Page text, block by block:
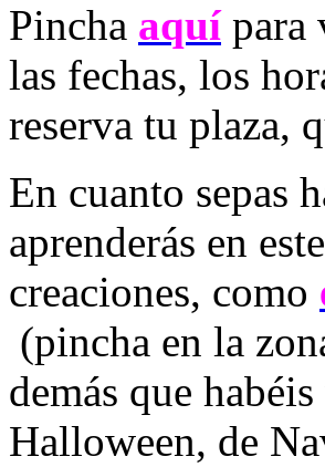
Pincha aquí para
las fechas, los
reserva tu plaza,
En cuanto sepas
aprenderás en
creaciones, como
(pincha en la
demás que
Halloween, de